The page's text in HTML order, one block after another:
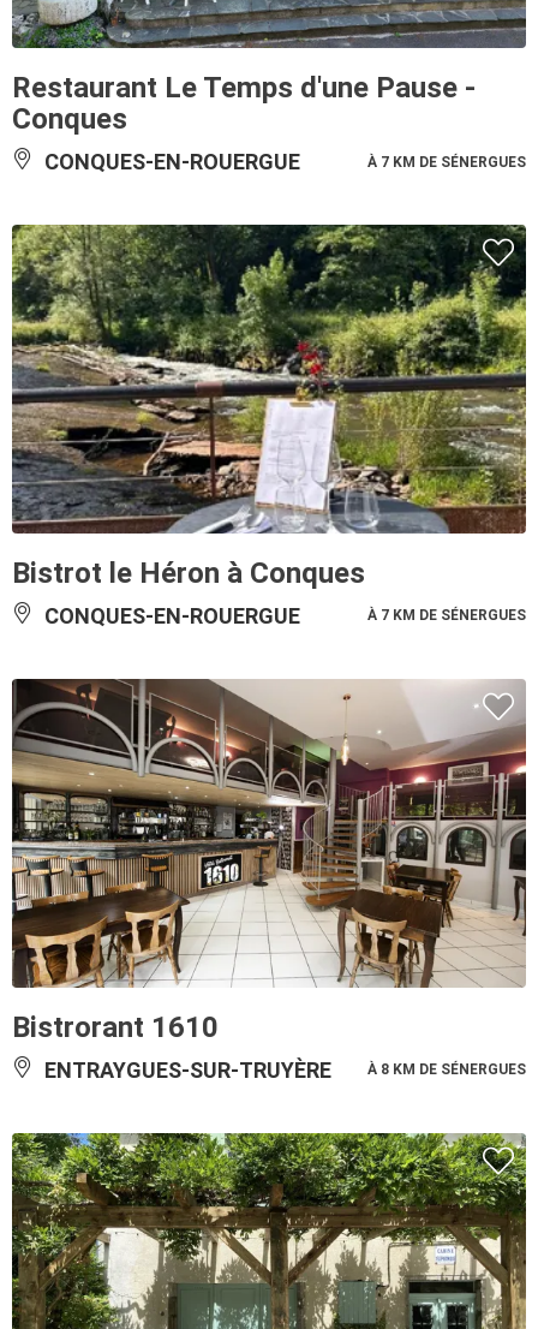
Restaurant Le Temps d'une Pause -
Conques
CONQUES-EN-ROUERGUE À 7 KM DE SÉNERGUES
Bistrot le Héron à Conques
CONQUES-EN-ROUERGUE À 7 KM DE SÉNERGUES
Bistrorant 1610
ENTRAYGUES-SUR-TRUYÈRE À 8 KM DE SÉNERGUES